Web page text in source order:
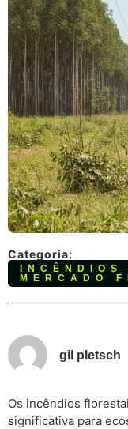
Categoria:
INCÊNDIOS
MERCADO
gil pletsch
Os incêndios
significativa para